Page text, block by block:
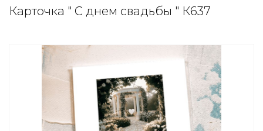
Карточка " С днем свадьбы " К637